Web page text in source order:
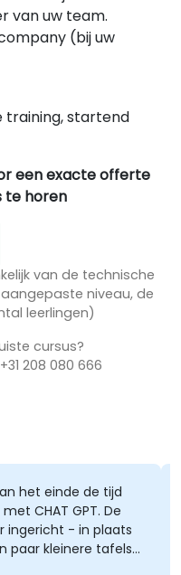
van uw team.
(bij uw
training, startend
een exacte offerte
te horen
van de technische
niveau, de
leerlingen)
cursus?
208 080 666
het einde de tijd
CHAT GPT. De
- in plaats
kleinere tafels
groepjes